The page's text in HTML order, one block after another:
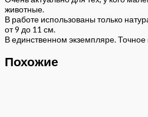
животные.
В работе использованы только
от 9 до 11 см.
В единственном экземпляре.
Похожие